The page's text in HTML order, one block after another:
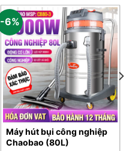
-6%
Máy hút bụi công nghiệp
Chaobao (80L)